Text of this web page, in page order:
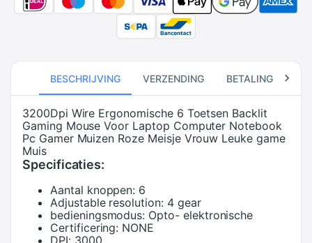
BESCHRIJVING VERZENDING BETALING
3200Dpi Wire Ergonomische 6 Toetsen Backlit
Gaming Mouse Voor Laptop Computer Notebook
Pc Gamer Muizen Roze Meisje Vrouw Leuke game
Muis
Specificaties:
Aantal knoppen: 6
Adjustable resolution: 4 gear
bedieningsmodus: Opto- elektronische
Certificering: NONE